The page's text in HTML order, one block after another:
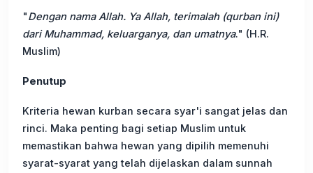
"Dengan nama Allah. Ya Allah, terimalah (qurban ini)
dari Muhammad, keluarganya, dan umatnya." (H.R.
Muslim)
Penutup
Kriteria hewan kurban secara syar'i sangat jelas dan
rinci. Maka penting bagi setiap Muslim untuk
memastikan bahwa hewan yang dipilih memenuhi
syarat-syarat yang telah dijelaskan dalam sunnah